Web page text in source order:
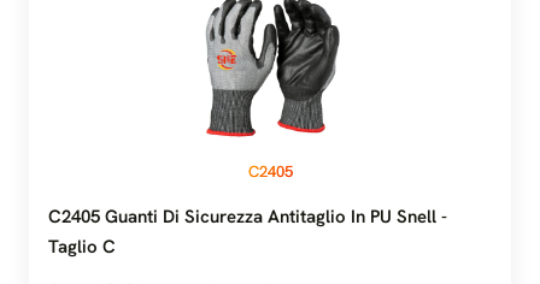
C2405
C2405 Guanti Di Sicurezza Antitaglio In PU Snell -
Taglio C